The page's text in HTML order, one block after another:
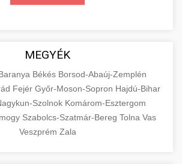
MEGYÉK
Békés Borsod-Abaúj-Zemplén
Fejér Győr-Moson-Sopron Hajdú-Bihar
Szolnok Komárom-Esztergom
Szabolcs-Szatmár-Bereg Tolna Vas
Veszprém Zala